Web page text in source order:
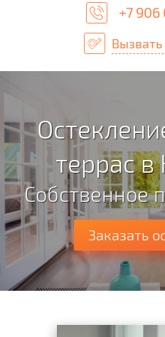
+7
террас
Собственное
Заказать